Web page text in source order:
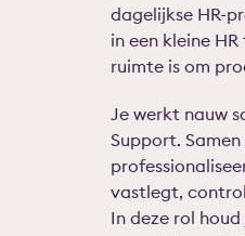
dagelijkse HR-
in een kleine
ruimte is om
Je werkt nauw
Support.
vastlegt,
In deze rol